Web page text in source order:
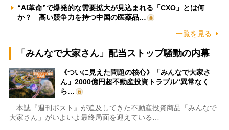
“AI革命”で爆発的な需要拡大が見込まれる「CXO」とは何
か？ 高い競争力を持つ中国の医薬品…
一覧を見る
「みんなで大家さん」配当ストップ騒動の内幕
《ついに見えた問題の核心》「みんなで大家さ
ん」2000億円超不動産投資トラブル“異常なく
ら…
本誌『週刊ポスト』が追及してきた不動産投資商品「みんなで
大家さん」がいよいよ最終局面を迎えている…